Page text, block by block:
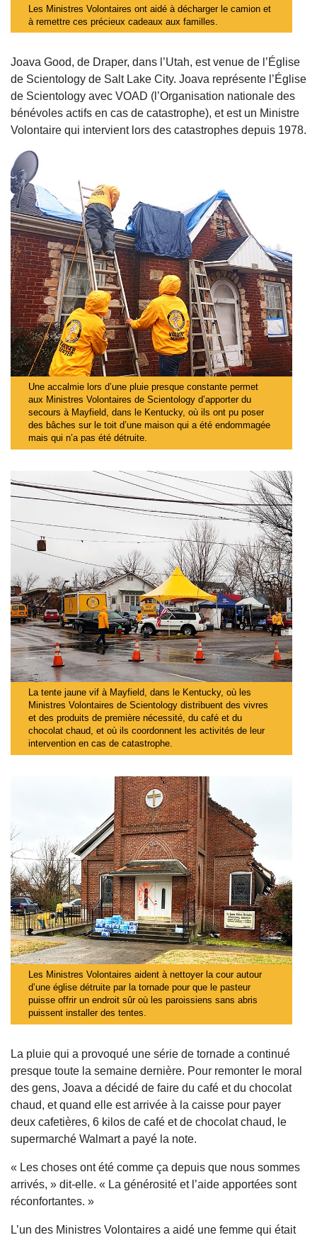
Les Ministres Volontaires ont aidé à décharger le camion et
à remettre ces précieux cadeaux aux familles.
Joava Good, de Draper, dans l’Utah, est venue de l’Église
de Scientology de Salt Lake City. Joava représente l’Église
de Scientology avec VOAD (l’Organisation nationale des
bénévoles actifs en cas de catastrophe), et est un Ministre
Volontaire qui intervient lors des catastrophes depuis 1978.
Une accalmie lors d’une pluie presque constante permet
aux Ministres Volontaires de Scientology d’apporter du
secours à Mayfield, dans le Kentucky, où ils ont pu poser
des bâches sur le toit d’une maison qui a été endommagée
mais qui n’a pas été détruite.
La tente jaune vif à Mayfield, dans le Kentucky, où les
Ministres Volontaires de Scientology distribuent des vivres
et des produits de première nécessité, du café et du
chocolat chaud, et où ils coordonnent les activités de leur
intervention en cas de catastrophe.
Les Ministres Volontaires aident à nettoyer la cour autour
d’une église détruite par la tornade pour que le pasteur
puisse offrir un endroit sûr où les paroissiens sans abris
puissent installer des tentes.
La pluie qui a provoqué une série de tornade a continué
presque toute la semaine dernière. Pour remonter le moral
des gens, Joava a décidé de faire du café et du chocolat
chaud, et quand elle est arrivée à la caisse pour payer
deux cafetières, 6 kilos de café et de chocolat chaud, le
supermarché Walmart a payé la note.
« Les choses ont été comme ça depuis que nous sommes
arrivés, » dit-elle. « La générosité et l’aide apportées sont
réconfortantes. »
L’un des Ministres Volontaires a aidé une femme qui était